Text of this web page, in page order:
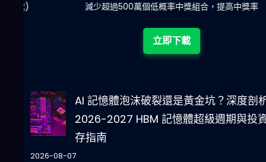
減少超過500萬個低概率中獎組合，提高中獎率
立即下載
AI 記憶體泡沫破裂還是黃金坑？深度剖
2026-2027 HBM 記憶體超級週期與投
存指南
2026-08-07